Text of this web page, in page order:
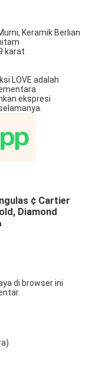
Keramik Berlian
karat
LOVE adalah
ekspresi
¢ Cartier
Diamond
di browser ini